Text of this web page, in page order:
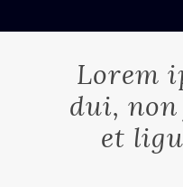
Lorem
dui,
et